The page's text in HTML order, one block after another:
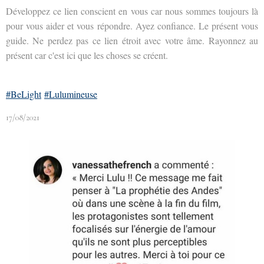
Développez ce lien conscient en vous car nous sommes toujours là
pour vous aider et vous répondre. Ayez confiance. Le présent vous
guide. Ne perdez pas ce lien étroit avec votre âme. Rayonnez au
présent car c'est ici que les choses se créent.
#BeLight #Lulumineuse
17/08/2021